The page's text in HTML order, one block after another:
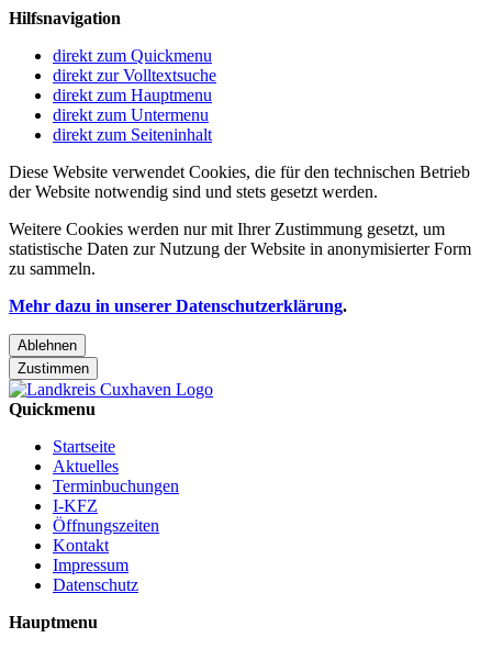
Hilfsnavigation
direkt zum Quickmenu
direkt zur Volltextsuche
direkt zum Hauptmenu
direkt zum Untermenu
direkt zum Seiteninhalt
Diese Website verwendet Cookies, die für den technischen Betrieb
der Website notwendig sind und stets gesetzt werden.
Weitere Cookies werden nur mit Ihrer Zustimmung gesetzt, um
statistische Daten zur Nutzung der Website in anonymisierter Form
zu sammeln.
Mehr dazu in unserer Datenschutzerklärung.
Ablehnen
Zustimmen
Quickmenu
Startseite
Aktuelles
Terminbuchungen
I-KFZ
Öffnungszeiten
Kontakt
Impressum
Datenschutz
Hauptmenu